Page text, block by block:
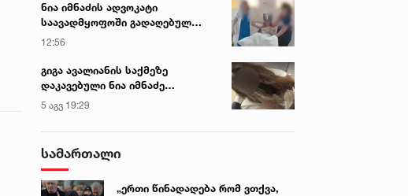
ქართლში
ნია იმნაძის ადვოკატი
საავადმყოფოში გადაღებულ
კადრებს ავრცელებს
12:56
გიგა ავალიანის საქმეზე
დაკავებული ნია იმნაძე
კლინიკაში გადაჰყავთ
5 აგვ 19:29
სამართალი
„ერთი წინადადება რომ ვთქვა,